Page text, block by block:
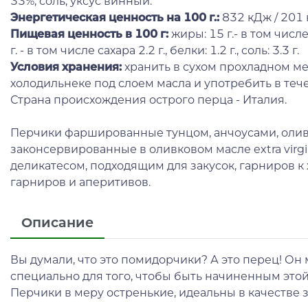
Энергетическая ценность на 100 г.: 832 кДж / 201
Пищевая ценность в 100 г: жиры: 15 г.- в том
г. - в том числе сахара 2.2 г., белки: 1.2 г., соль: 3.3 г.
Условия хранения: хранить в сухом прохладном
холодильнеке под слоем масла и употребить в
Страна происхождения острого перца - Италия.
Перчики фаршированные тунцом, анчоусами,
законсервированные в оливковом масле extra
деликатесом, подходящим для закусок, гарниров
гарниров и аперитивов.
Описание
Вы думали, что это помидорчики? А это перец!
специально для того, чтобы быть начиненным
Перчики в меру остренькие, идеальны в качестве